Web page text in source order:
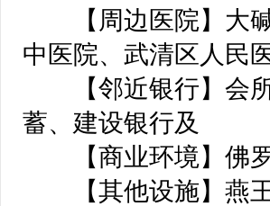
【周边医院】大碱
中医院、武清区人民
【邻近银行】会所
蓄、建设银行及
【商业环境】佛罗
【其他设施】燕王